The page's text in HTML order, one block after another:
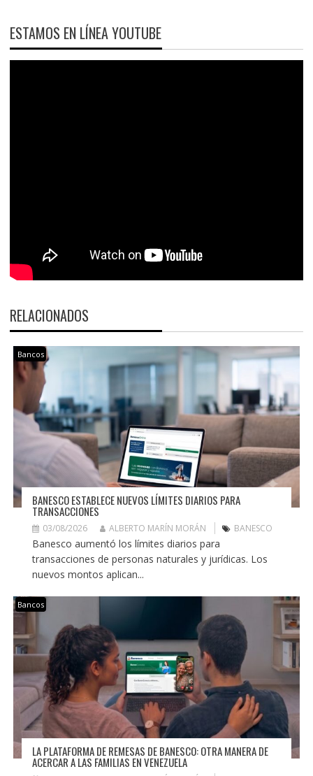
ESTAMOS EN LÍNEA YOUTUBE
RELACIONADOS
Bancos
BANESCO ESTABLECE NUEVOS LÍMITES DIARIOS PARA
TRANSACCIONES
03/08/2026 ALBERTO MARÍN MORÁN BANESCO
Banesco aumentó los límites diarios para
transacciones de personas naturales y jurídicas. Los
nuevos montos aplican...
Bancos
LA PLATAFORMA DE REMESAS DE BANESCO: OTRA MANERA DE
ACERCAR A LAS FAMILIAS EN VENEZUELA